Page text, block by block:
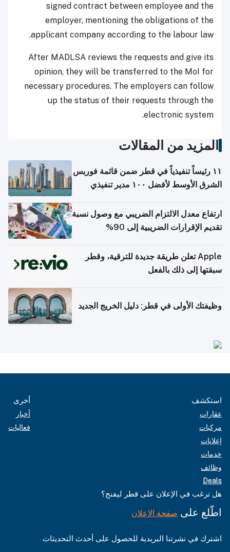
signed contract between employee and the
employer, mentioning the obligations of the
applicant company according to the labour law.
After MADLSA reviews the requests and give its
opinion, they will be transferred to the MoI for
necessary procedures. The employers can follow
up the status of their requests through the
electronic system.
المزيد من المقالات
١١ رئيساً تنفيذياً في قطر ضمن قائمة فوربس
الشرق الأوسط لأفضل ١٠٠ مدير تنفيذي
ارتفاع معدل الالتزام الضريبي مع وصول نسبة
تقديم الإقرارات الضريبية إلى 90%
Apple تعلن طريقة جديدة للترقية، وقطر
سبقتها إلى ذلك بالفعل
وظيفتك الأولى في قطر: دليل الخريج الجديد
استكشف
عقارات
مركبات
إعلانات
خدمات
وظائف
Deals
أخرى
أخبار
فعاليات
هل ترغب في الإعلان على قطر ليفنج؟
اطّلع على صفحة الإعلان
اشترك في نشرتنا البريدية للحصول على أحدث التحديثات